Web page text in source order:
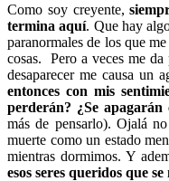
Como soy creyente,
termina aquí. Que hay
paranormales de los que
cosas. Pero a veces me
desaparecer me causa un
entonces con mis
perderán? ¿Se apagarán
más de pensarlo). Ojalá
muerte como un estado
mientras dormimos. Y
esos seres queridos que